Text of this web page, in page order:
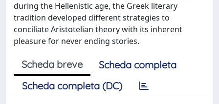
during the Hellenistic age, the Greek literary
tradition developed different strategies to
conciliate Aristotelian theory with its inherent
pleasure for never ending stories.
Scheda breve
Scheda completa
Scheda completa (DC)